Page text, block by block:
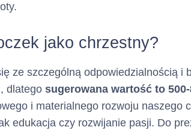
kredytowy
:
jako chrzestny?
ze szczególną odpowiedzialnością
dlatego sugerowana wartość to 500-
i materialnego rozwoju
edukacja czy rozwijanie pasji. Do